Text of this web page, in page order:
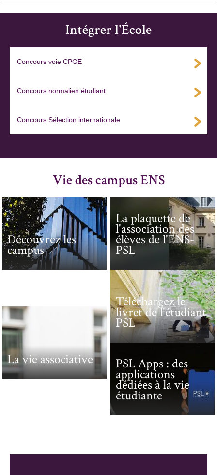
Intégrer l'École
Concours voie CPGE
Concours normalien étudiant
Concours Sélection internationale
Vie des campus ENS
Découvrez les
campus
La vie associative
La plaquette de
l'association des
élèves de l'ENS-
PSL
Téléchargez le
livret de l'étudiant
PSL
PSL Apps : des
applications
dédiées à la vie
étudiante